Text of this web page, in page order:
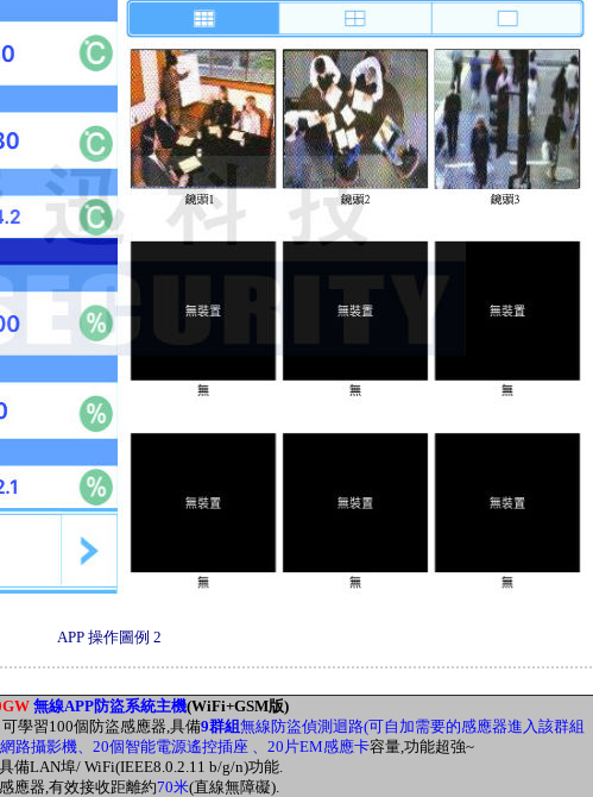
APP 操作圖例 2
無線APP防盜系統主機(WiFi+GSM版)
學習100個防盜感應器,具備9群組無線防盜偵測迴路(可自加需要的感應器進入該群組
路攝影機、20個智能電源遙控插座 、20片EM感應卡容量,功能超強~
備LAN埠/ WiFi(IEEE8.0.2.11 b/g/n)功能.
應器,有效接收距離約70米(直線無障礙).